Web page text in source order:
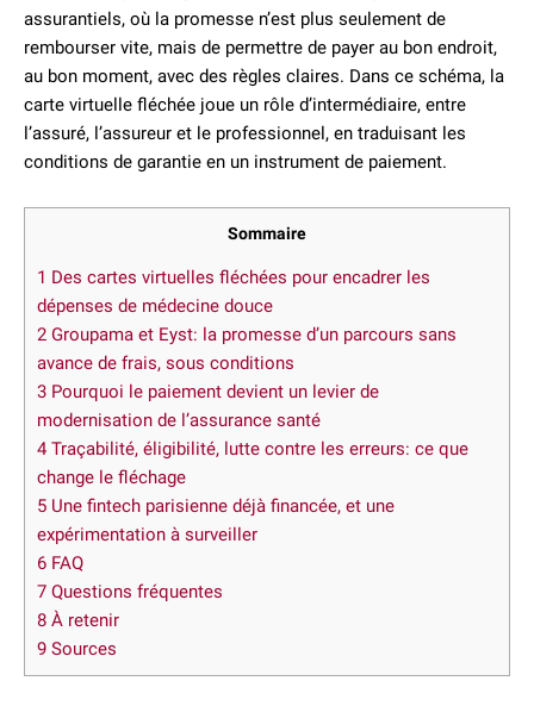
assurantiels, où la promesse n’est plus seulement de
rembourser vite, mais de permettre de payer au bon endroit,
au bon moment, avec des règles claires. Dans ce schéma, la
carte virtuelle fléchée joue un rôle d’intermédiaire, entre
l’assuré, l’assureur et le professionnel, en traduisant les
conditions de garantie en un instrument de paiement.
Sommaire
1 Des cartes virtuelles fléchées pour encadrer les
dépenses de médecine douce
2 Groupama et Eyst: la promesse d’un parcours sans
avance de frais, sous conditions
3 Pourquoi le paiement devient un levier de
modernisation de l’assurance santé
4 Traçabilité, éligibilité, lutte contre les erreurs: ce que
change le fléchage
5 Une fintech parisienne déjà financée, et une
expérimentation à surveiller
6 FAQ
7 Questions fréquentes
8 À retenir
9 Sources